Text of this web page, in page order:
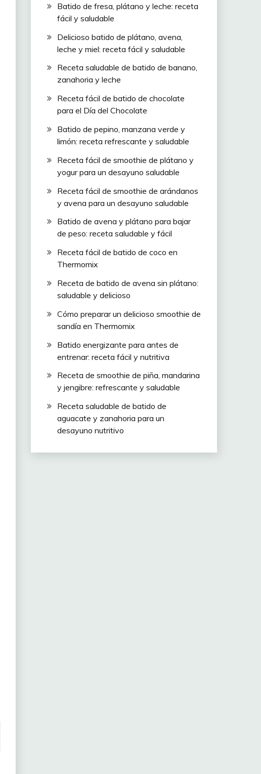
Batido de fresa, plátano y leche: receta
fácil y saludable
Delicioso batido de plátano, avena,
leche y miel: receta fácil y saludable
Receta saludable de batido de banano,
zanahoria y leche
Receta fácil de batido de chocolate
para el Día del Chocolate
Batido de pepino, manzana verde y
limón: receta refrescante y saludable
Receta fácil de smoothie de plátano y
yogur para un desayuno saludable
Receta fácil de smoothie de arándanos
y avena para un desayuno saludable
Batido de avena y plátano para bajar
de peso: receta saludable y fácil
Receta fácil de batido de coco en
Thermomix
Receta de batido de avena sin plátano:
saludable y delicioso
Cómo preparar un delicioso smoothie de
sandía en Thermomix
Batido energizante para antes de
entrenar: receta fácil y nutritiva
Receta de smoothie de piña, mandarina
y jengibre: refrescante y saludable
Receta saludable de batido de
aguacate y zanahoria para un
desayuno nutritivo